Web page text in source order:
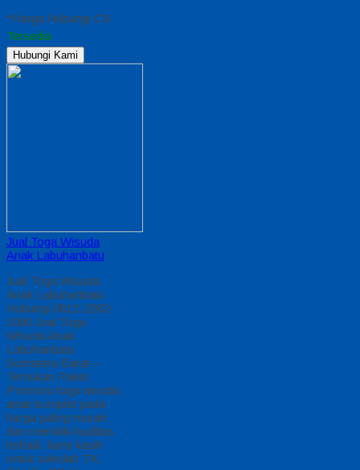
*Harga Hubungi CS
Tersedia
Hubungi Kami
Jual Toga Wisuda
Anak Labuhanbatu
Jual Toga Wisuda
Anak Labuhanbatu
Hubungi 0812-2282-
1060 Jual Toga
Wisuda Anak
Labuhanbatu
Sumatera Barat –
Temukan Paket
Promosi toga wisuda
anak komplet pada
harga paling murah
dan memiliki kualitas
terbaik, kami kasih
untuk sekolah TK,